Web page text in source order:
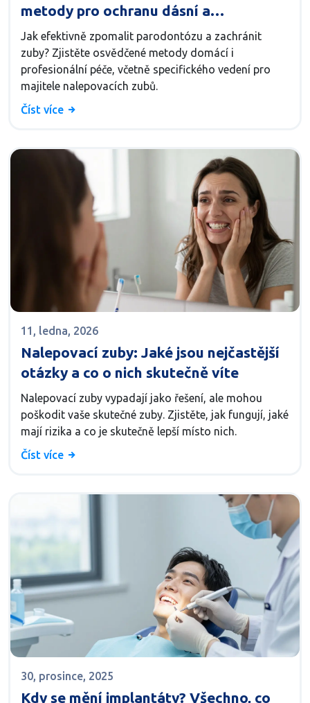
metody pro ochranu dásní a
nalepovacích zubů
Jak efektivně zpomalit parodontózu a zachránit
zuby? Zjistěte osvědčené metody domácí i
profesionální péče, včetně specifického vedení pro
majitele nalepovacích zubů.
Číst více
11, ledna, 2026
Nalepovací zuby: Jaké jsou nejčastější
otázky a co o nich skutečně víte
Nalepovací zuby vypadají jako řešení, ale mohou
poškodit vaše skutečné zuby. Zjistěte, jak fungují, jaké
mají rizika a co je skutečně lepší místo nich.
Číst více
30, prosince, 2025
Kdy se mění implantáty? Všechno, co